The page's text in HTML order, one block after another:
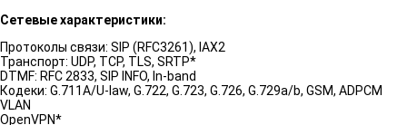
Сетевые характеристики:
Протоколы связи: SIP (RFC3261), IAX2
Транспорт: UDP, TCP, TLS, SRTP*
DTMF: RFC 2833, SIP INFO, In-band
Кодеки: G.711A/U-law, G.722, G.723, G.726, G.729a/b, GSM, ADPCM
VLAN
OpenVPN*